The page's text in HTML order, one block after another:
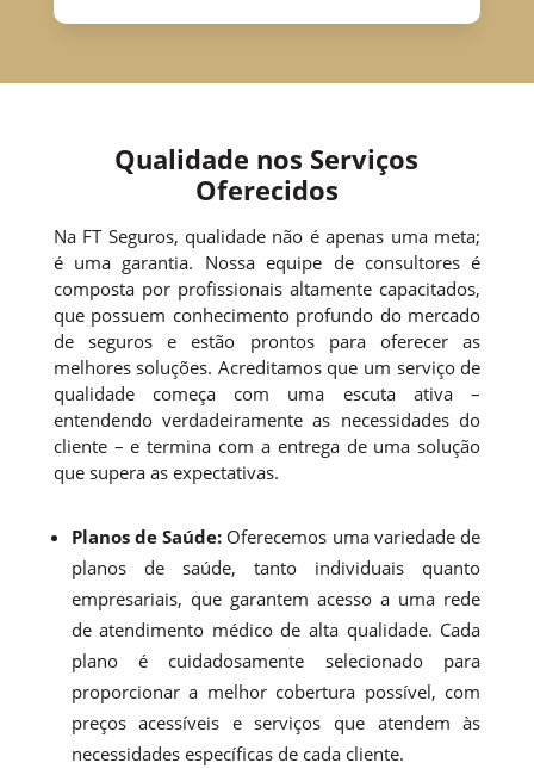
Qualidade nos Serviços
Oferecidos
Na FT Seguros, qualidade não é apenas uma meta;
é uma garantia. Nossa equipe de consultores é
composta por profissionais altamente capacitados,
que possuem conhecimento profundo do mercado
de seguros e estão prontos para oferecer as
melhores soluções. Acreditamos que um serviço de
qualidade começa com uma escuta ativa –
entendendo verdadeiramente as necessidades do
cliente – e termina com a entrega de uma solução
que supera as expectativas.
Planos de Saúde: Oferecemos uma variedade de
planos de saúde, tanto individuais quanto
empresariais, que garantem acesso a uma rede
de atendimento médico de alta qualidade. Cada
plano é cuidadosamente selecionado para
proporcionar a melhor cobertura possível, com
preços acessíveis e serviços que atendem às
necessidades específicas de cada cliente.